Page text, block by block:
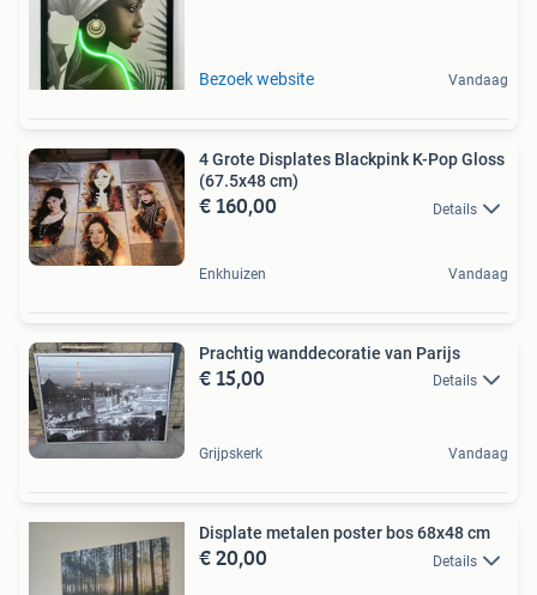
Bezoek website Vandaag
4 Grote Displates Blackpink K-Pop Gloss
(67.5x48 cm)
€ 160,00 Details
Enkhuizen Vandaag
Prachtig wanddecoratie van Parijs
€ 15,00 Details
Grijpskerk Vandaag
Displate metalen poster bos 68x48 cm
€ 20,00 Details